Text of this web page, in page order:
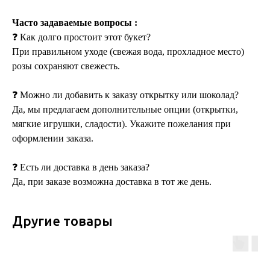
Часто задаваемые вопросы :
❓ Как долго простоит этот букет?
При правильном уходе (свежая вода, прохладное место)
розы сохраняют свежесть.
❓ Можно ли добавить к заказу открытку или шоколад?
Да, мы предлагаем дополнительные опции (открытки,
мягкие игрушки, сладости). Укажите пожелания при
оформлении заказа.
❓ Есть ли доставка в день заказа?
Да, при заказе возможна доставка в тот же день.
Другие товары